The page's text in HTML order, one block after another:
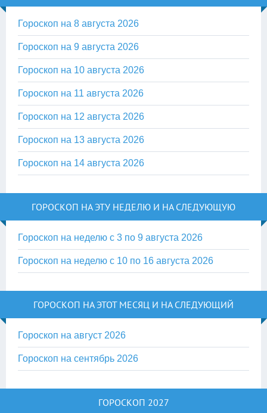
Гороскоп на 8 августа 2026
Гороскоп на 9 августа 2026
Гороскоп на 10 августа 2026
Гороскоп на 11 августа 2026
Гороскоп на 12 августа 2026
Гороскоп на 13 августа 2026
Гороскоп на 14 августа 2026
ГОРОСКОП НА ЭТУ НЕДЕЛЮ И НА СЛЕДУЮЩУЮ
Гороскоп на неделю с 3 по 9 августа 2026
Гороскоп на неделю с 10 по 16 августа 2026
ГОРОСКОП НА ЭТОТ МЕСЯЦ И НА СЛЕДУЮЩИЙ
Гороскоп на август 2026
Гороскоп на сентябрь 2026
ГОРОСКОП 2027